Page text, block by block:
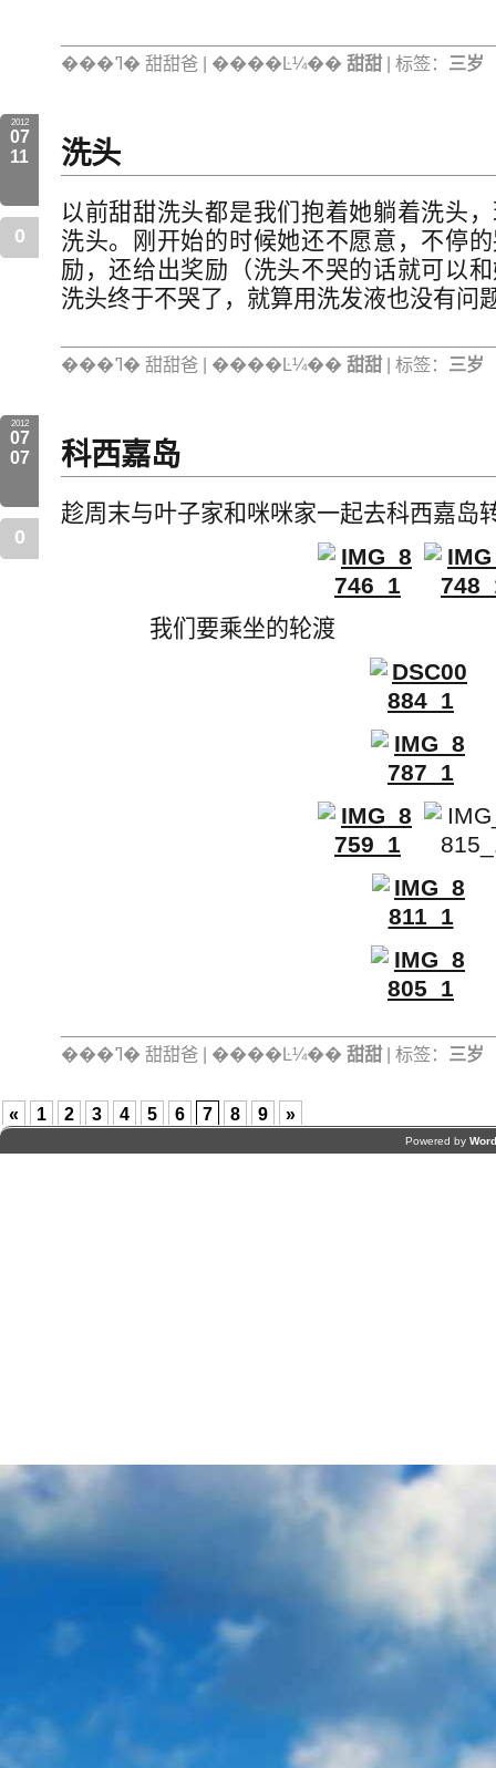
���ߣ� 甜甜爸 | ����Ŀ¼�� 甜甜 | 标签： 三岁
2012
07
11
0
洗头
以前甜甜洗头都是我们抱着她躺着洗头
洗头。刚开始的时候她还不愿意，不停
励，还给出奖励（洗头不哭的话就可以
洗头终于不哭了，就算用洗发液也没有问
���ߣ� 甜甜爸 | ����Ŀ¼�� 甜甜 | 标签： 三岁
2012
07
07
0
科西嘉岛
趁周末与叶子家和咪咪家一起去科西嘉岛
我们要乘坐的轮渡
���ߣ� 甜甜爸 | ����Ŀ¼�� 甜甜 | 标签： 三岁
« 1 2 3 4 5 6 7 8 9 »
Powered by